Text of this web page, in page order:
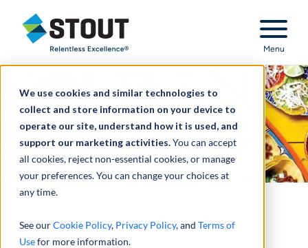
We use cookies and similar technologies to
collect and store information on your device to
operate our site, understand how it is used, and
support our marketing activities.You can accept
all cookies, reject non-essential cookies, or manage
your preferences. You can change your choices at
any time.
See ourCookie Policy, Privacy Policy, and Terms of
Usefor more information.
Stout Relentless Excellence
Menu
Cibi ispanici